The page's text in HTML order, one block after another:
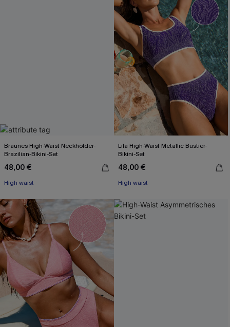
Braunes High-Waist Neckholder-
Brazilian-Bikini-Set
48,00 €
High waist
Lila High-Waist Metallic Bustier-
Bikini-Set
48,00 €
High waist